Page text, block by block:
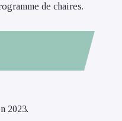
de chaires.
2023.